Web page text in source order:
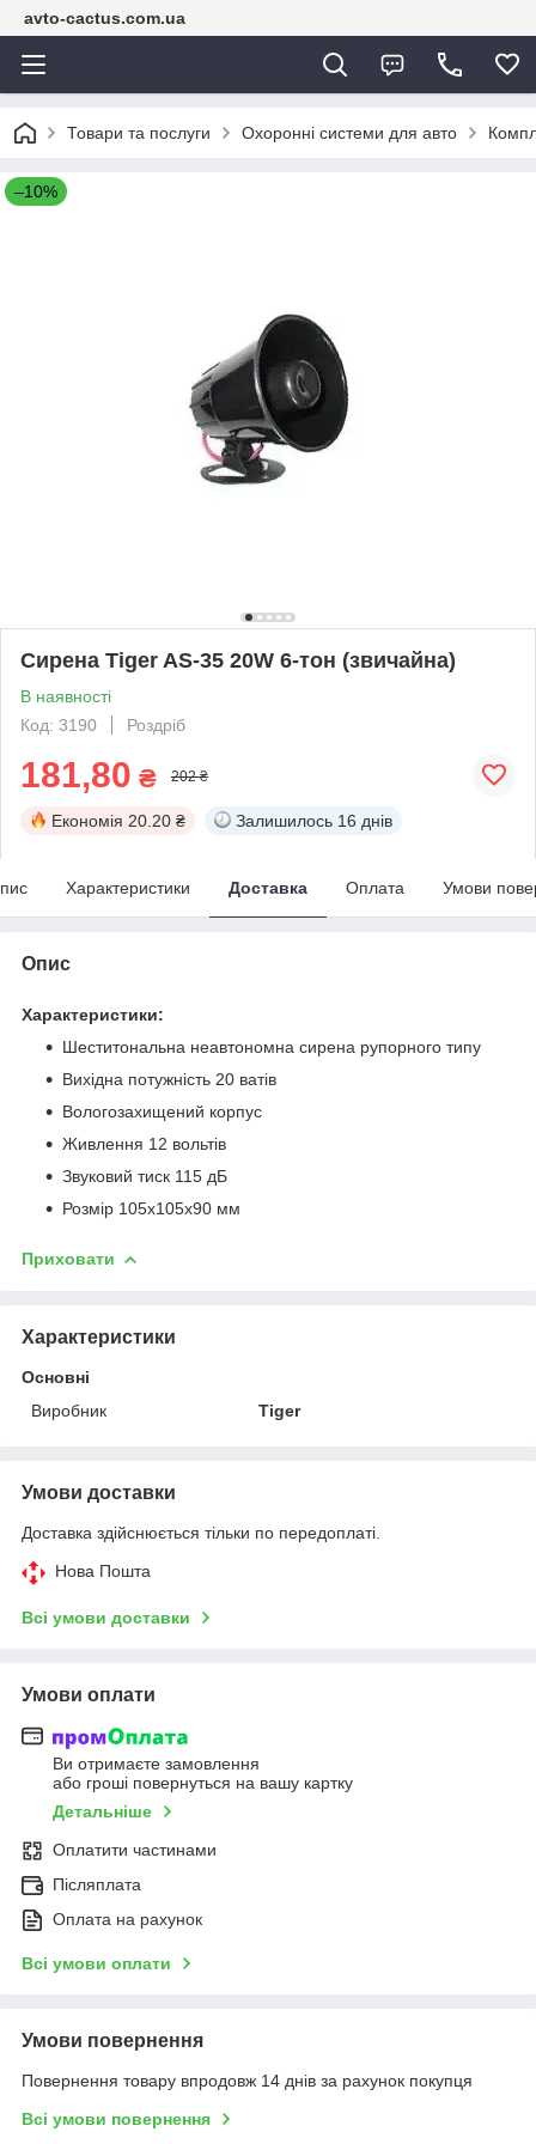
avto-cactus.com.ua
Товари та послуги Охоронні системи для авто
–10%
Сирена Tiger AS-35 20W 6-тон (звичайна)
В наявності
Код: 3190
Роздріб
181,80 ₴ 202 ₴
Економія 20.20 ₴ Залишилось 16 днів
Характеристики Доставка Оплата Умови
Опис
Характеристики:
Шеститональна неавтономна сирена рупорного типу
Вихідна потужність 20 ватів
Вологозахищений корпус
Живлення 12 вольтів
Звуковий тиск 115 дБ
Розмір 105х105х90 мм
Приховати
Характеристики
Основні
Виробник
Tiger
Умови доставки
Доставка здійснюється тільки по передоплаті.
Нова Пошта
Всі умови доставки
Умови оплати
Ви отримаєте замовлення
або гроші повернуться на вашу картку
Детальніше
Оплатити частинами
Післяплата
Оплата на рахунок
Всі умови оплати
Умови повернення
Повернення товару впродовж 14 днів за рахунок покупця
Всі умови повернення